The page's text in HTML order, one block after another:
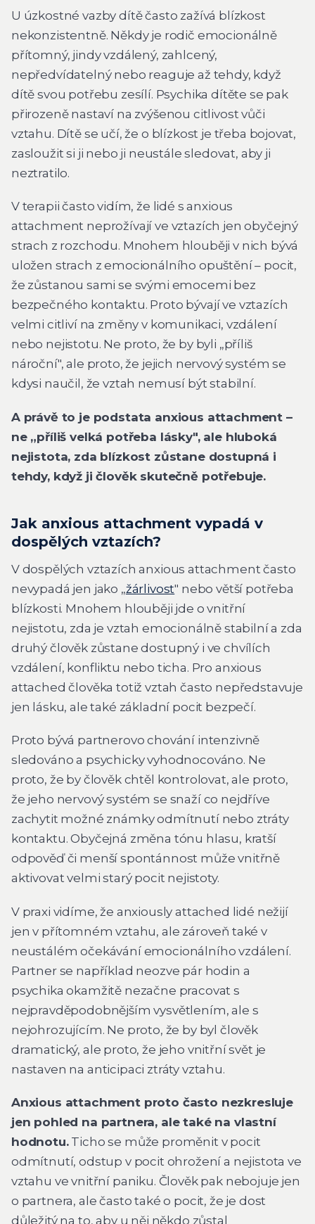
U úzkostné vazby dítě často zažívá blízkost
nekonzistentně. Někdy je rodič emocionálně
přítomný, jindy vzdálený, zahlcený,
nepředvídatelný nebo reaguje až tehdy, když
dítě svou potřebu zesílí. Psychika dítěte se pak
přirozeně nastaví na zvýšenou citlivost vůči
vztahu. Dítě se učí, že o blízkost je třeba bojovat,
zasloužit si ji nebo ji neustále sledovat, aby ji
neztratilo.
V terapii často vidím, že lidé s anxious
attachment neprožívají ve vztazích jen obyčejný
strach z rozchodu. Mnohem hlouběji v nich bývá
uložen strach z emocionálního opuštění – pocit,
že zůstanou sami se svými emocemi bez
bezpečného kontaktu. Proto bývají ve vztazích
velmi citliví na změny v komunikaci, vzdálení
nebo nejistotu. Ne proto, že by byli „příliš
nároční", ale proto, že jejich nervový systém se
kdysi naučil, že vztah nemusí být stabilní.
A právě to je podstata anxious attachment –
ne „příliš velká potřeba lásky", ale hluboká
nejistota, zda blízkost zůstane dostupná i
tehdy, když ji člověk skutečně potřebuje.
Jak anxious attachment vypadá v
dospělých vztazích?
V dospělých vztazích anxious attachment často
nevypadá jen jako „žárlivost" nebo větší potřeba
blízkosti. Mnohem hlouběji jde o vnitřní
nejistotu, zda je vztah emocionálně stabilní a zda
druhý člověk zůstane dostupný i ve chvílích
vzdálení, konfliktu nebo ticha. Pro anxious
attached člověka totiž vztah často nepředstavuje
jen lásku, ale také základní pocit bezpečí.
Proto bývá partnerovo chování intenzivně
sledováno a psychicky vyhodnocováno. Ne
proto, že by člověk chtěl kontrolovat, ale proto,
že jeho nervový systém se snaží co nejdříve
zachytit možné známky odmítnutí nebo ztráty
kontaktu. Obyčejná změna tónu hlasu, kratší
odpověď či menší spontánnost může vnitřně
aktivovat velmi starý pocit nejistoty.
V praxi vidíme, že anxiously attached lidé nežijí
jen v přítomném vztahu, ale zároveň také v
neustálém očekávání emocionálního vzdálení.
Partner se například neozve pár hodin a
psychika okamžitě nezačne pracovat s
nejpravděpodobnějším vysvětlením, ale s
nejohrozujícím. Ne proto, že by byl člověk
dramatický, ale proto, že jeho vnitřní svět je
nastaven na anticipaci ztráty vztahu.
Anxious attachment proto často nezkresluje
jen pohled na partnera, ale také na vlastní
hodnotu.Ticho se může proměnit v pocit
odmítnutí, odstup v pocit ohrožení a nejistota ve
vztahu ve vnitřní paniku. Člověk pak nebojuje jen
o partnera, ale často také o pocit, že je dost
důležitý na to, aby u něj někdo zůstal